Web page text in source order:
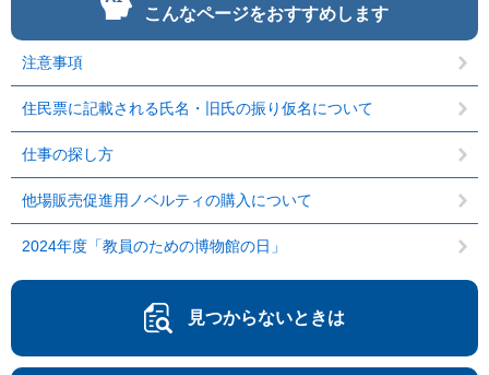
こんなページをおすすめします
注意事項
住民票に記載される氏名・旧氏の振り仮名について
仕事の探し方
他場販売促進用ノベルティの購入について
2024年度「教員のための博物館の日」
見つからないときは